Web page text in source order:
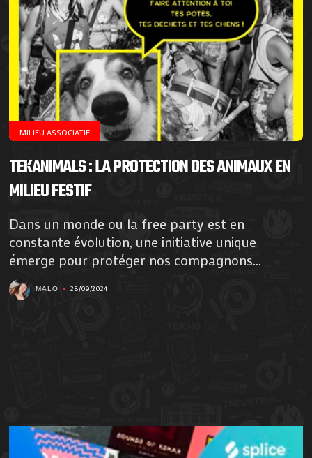
MILIEU ASSOCIATIF
TEKANIMALS : LA PROTECTION DES ANIMAUX EN
MILIEU FESTIF
Dans un monde ou la free party est en
constante évolution, une initiative unique
émerge pour protéger nos compagnons...
MALO 28/09/2024